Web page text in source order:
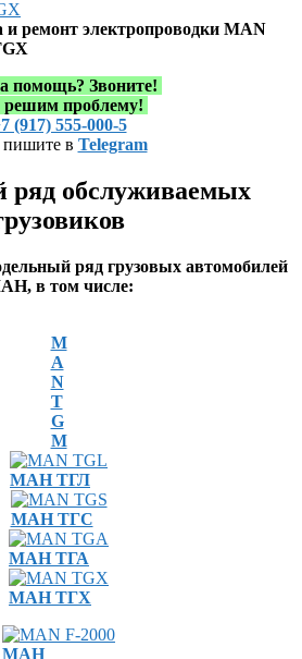
и ремонт электропроводки MAN
помощь? Звоните!
проблему!
(917) 555-000-5
в Telegram
ряд обслуживаемых
ряд грузовых автомобилей
в том числе:
M
A
N
T
G
M
МАН ТГЛ
МАН ТГС
МАН ТГА
МАН ТГХ
МАН